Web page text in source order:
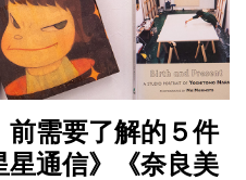
前需要了解的５件
星通信》《奈良美